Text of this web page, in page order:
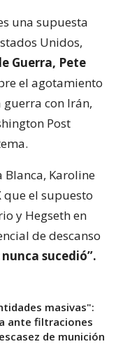
una supuesta
Unidos,
Guerra, Pete
el agotamiento
con Irán,
Post
Blanca, Karoline
que el supuesto
y Hegseth en
de descanso
sucedió”.
masivas":
ante filtraciones
de munición